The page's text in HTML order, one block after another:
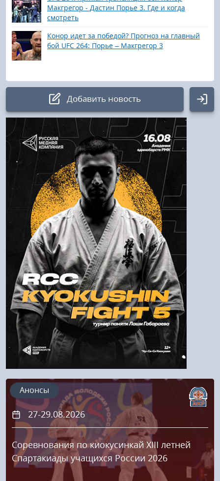
Макгрегор - Дастин Порье 3. Где и когда
смотреть
Конор идет за победой? Прогноз на главный
бой UFC 264: Порье – Макгрегор 3
Добавить новость
Авторизация
Логин:
Пароль
Войти
Напомнить пароль
Регистрация
27-29.08.2026
Соревнования по киокусинкай XIII летней
Спартакиады учащихся России 2026
Анонсы